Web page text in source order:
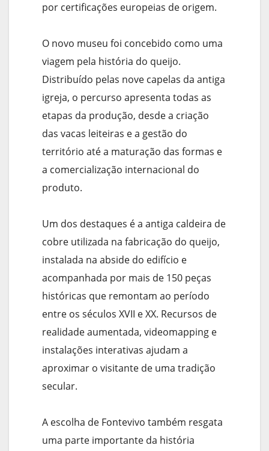
por certificações europeias de origem.
O novo museu foi concebido como uma
viagem pela história do queijo.
Distribuído pelas nove capelas da antiga
igreja, o percurso apresenta todas as
etapas da produção, desde a criação
das vacas leiteiras e a gestão do
território até a maturação das formas e
a comercialização internacional do
produto.
Um dos destaques é a antiga caldeira de
cobre utilizada na fabricação do queijo,
instalada na abside do edifício e
acompanhada por mais de 150 peças
históricas que remontam ao período
entre os séculos XVII e XX. Recursos de
realidade aumentada, videomapping e
instalações interativas ajudam a
aproximar o visitante de uma tradição
secular.
A escolha de Fontevivo também resgata
uma parte importante da história